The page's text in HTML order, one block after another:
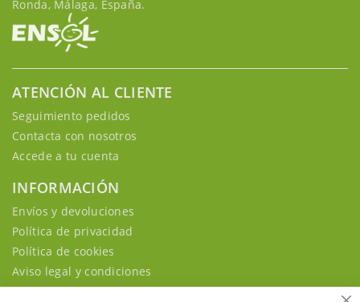
Ronda, Málaga, España.
ATENCIÓN AL CLIENTE
Seguimiento pedidos
Contacta con nosotros
Accede a tu cuenta
INFORMACIÓN
Envíos y devoluciones
Política de privacidad
Política de cookies
Aviso legal y condiciones